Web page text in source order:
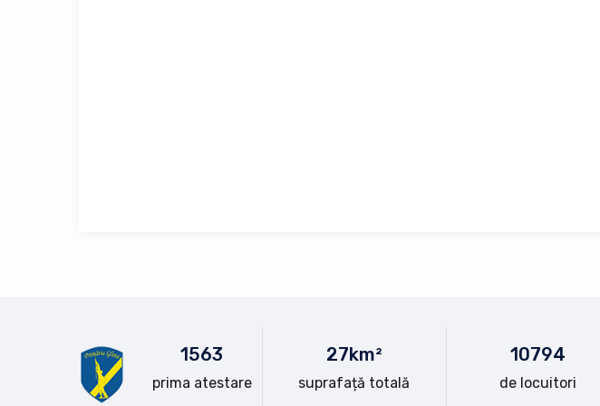
1563
prima atestare
28km²
suprafață totală
10794
de locuitori